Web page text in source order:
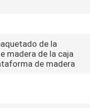
de la
madera de la caja
de madera